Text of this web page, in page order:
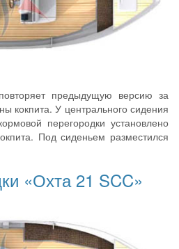
повторяет предыдущую версию за
кокпита. У центрального сидения
перегородки установлено
Под сиденьем разместился
«Охта 21 SCC»